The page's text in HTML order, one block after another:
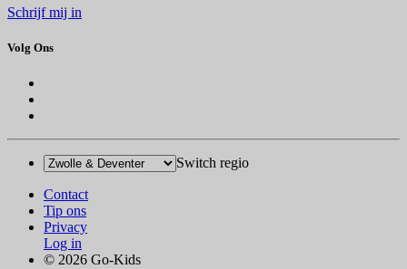
Schrijf mij in
Volg Ons
Switch regio
Contact
Tip ons
Privacy
Log in
© 2026 Go-Kids